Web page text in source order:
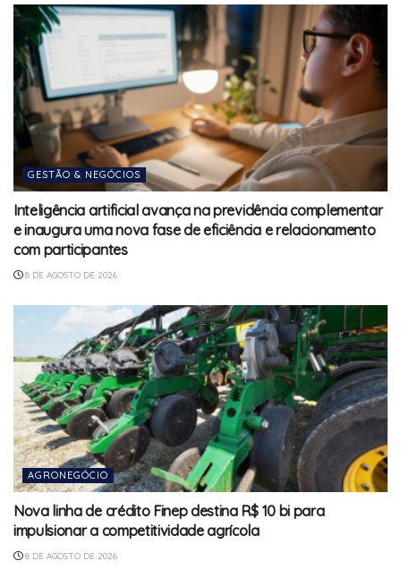
GESTÃO & NEGÓCIOS
Inteligência artificial avança na previdência complementar
e inaugura uma nova fase de eficiência e relacionamento
com participantes
8 DE AGOSTO DE 2026
AGRONEGÓCIO
Nova linha de crédito Finep destina R$ 10 bi para
impulsionar a competitividade agrícola
8 DE AGOSTO DE 2026